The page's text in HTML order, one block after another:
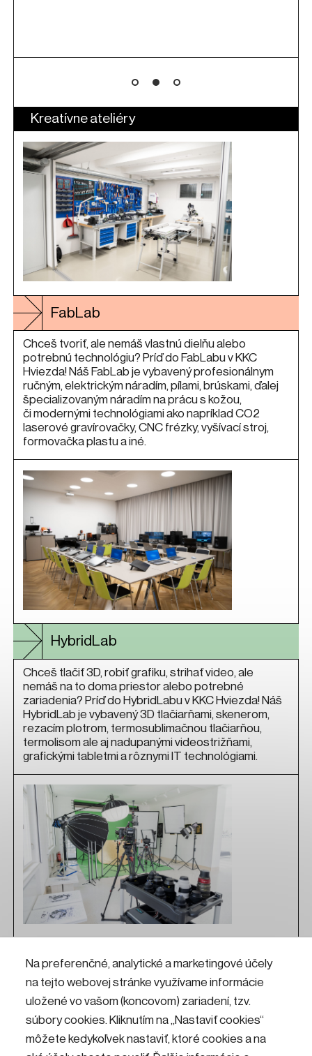
Na preferenčné, analytické a marketingové účely
na tejto webovej stránke využívame informácie
uložené vo vašom (koncovom) zariadení, tzv.
súbory cookies. Kliknutím na „Nastaviť cookies“
môžete kedykoľvek nastaviť, ktoré cookies a na
Kreatívne ateliéry
FabLab
Chceš tvoriť, ale nemáš vlastnú dielňu alebo
potrebnú technológiu? Príď do FabLabu v KKC
Hviezda! Náš FabLab je vybavený profesionálnym
ručným, elektrickým náradím, pílami, brúskami, ďalej
špecializovaným náradím na prácu s kožou,
či modernými technológiami ako napríklad CO2
laserové gravírovačky, CNC frézky, vyšívací stroj,
formovačka plastu a iné.
HybridLab
Chceš tlačiť 3D, robiť grafiku, strihať video, ale
nemáš na to doma priestor alebo potrebné
zariadenia? Príď do HybridLabu v KKC Hviezda! Náš
HybridLab je vybavený 3D tlačiarňami, skenerom,
rezacím plotrom, termosublimačnou tlačiarňou,
termolisom ale aj nadupanými videostrižňami,
grafickými tabletmi a rôznymi IT technológiami.
Fotoateliér
Chceš fotiť alebo nakrúcať ako profesionál? Príď do
Fotoateliéru v KKC Hviezda! Nájdeš tu profesionálnu
techniku od fotografických a filmových objektívov,
fotoaparátov a filmových kamier, zábleskových
a stálych LED svetiel so softboxami, až